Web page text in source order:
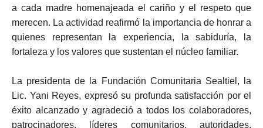
a cada madre homenajeada el cariño y el respeto que
merecen. La actividad reafirmó la importancia de honrar a
quienes representan la experiencia, la sabiduría, la
fortaleza y los valores que sustentan el núcleo familiar.
La presidenta de la Fundación Comunitaria Sealtiel, la
Lic. Yani Reyes, expresó su profunda satisfacción por el
éxito alcanzado y agradeció a todos los colaboradores,
patrocinadores, líderes comunitarios, autoridades,